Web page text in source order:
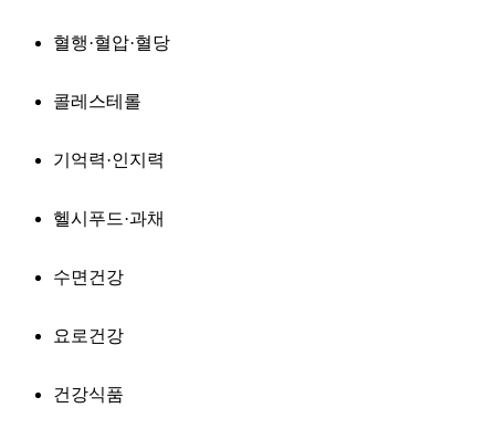
혈행·혈압·혈당
콜레스테롤
기억력·인지력
헬시푸드·과채
수면건강
요로건강
건강식품